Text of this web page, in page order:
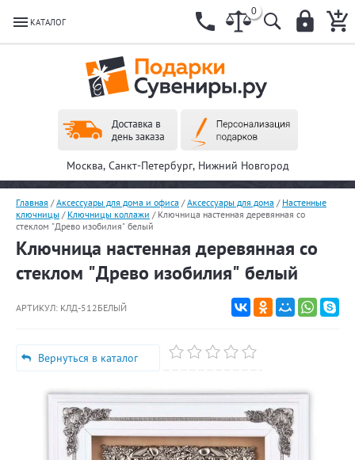
КАТАЛОГ
0
Москва, Санкт-Петербург, Нижний Новгород
Главная /Аксессуары для дома и офиса /Аксессуары для дома / Настенные
ключницы / Ключницы коллажи / Ключница настенная деревянная со
стеклом "Древо изобилия" белый
Ключница настенная деревянная со
стеклом "Древо изобилия" белый
АРТИКУЛ: КЛД-512БЕЛЫЙ
Вернуться в каталог